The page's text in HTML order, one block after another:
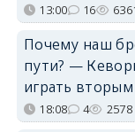
13:00 16
Почему наш
пути? —
играть
18:08 4 2578